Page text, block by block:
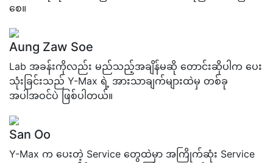
စေ။
Aung Zaw Soe
Lab အခန်းကိုလည်း မည်သည့်အချိန်မဆို တောင်းဆိုပါက ပေး
သုံးခြင်းသည် Y-Max ရဲ့ အားသာချက်များထဲမှ တစ်ခု
အပါအဝင်ပဲ ဖြစ်ပါတယ်။
San Oo
Y-Max က ပေးတဲ့ Service တွေထဲမှာ အကြိုက်ဆုံး Service